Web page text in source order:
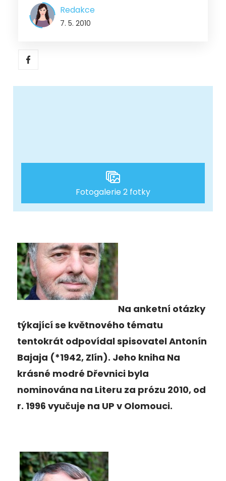
Redakce
7. 5. 2010
Fotogalerie 2 fotky
Na anketní otázky
týkající se květnového tématu
tentokrát odpovídal spisovatel Antonín
Bajaja (*1942, Zlín). Jeho kniha Na
krásné modré Dřevnici byla
nominována na Literu za prózu 2010, od
r. 1996 vyučuje na UP v Olomouci.